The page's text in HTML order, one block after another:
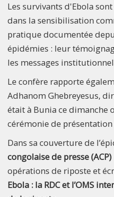
Les survivants d'Ebola
dans la sensibilisation
pratique documentée
épidémies : leur
les messages
Le confère rapporte
Adhanom Ghebreyesus,
était à Bunia ce dimanche
cérémonie de
Dans sa couverture de
congolaise de presse (ACP)
opérations de riposte et
Ebola : la RDC et l’OMS